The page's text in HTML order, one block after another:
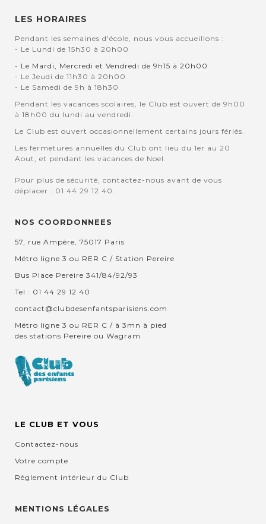
LES HORAIRES
Pendant les semaines d'école, nous vous accueillons :
- Le Lundi de 15h30 à 20h00
- Le Mardi, Mercredi et Vendredi de 9h15 à 20h00
- Le Jeudi de 11h30 à 20h00
- Le Samedi de 9h à 18h30
Pendant les vacances scolaires, le Club est ouvert de 9h00
à 18h00 du lundi au vendredi.
Le Club est ouvert occasionnellement certains jours fériés.
Les fermetures annuelles du Club ont lieu du 1er au 20
Aout, et pendant les vacances de Noel.
Pour plus de sécurité, contactez-nous avant de vous
déplacer : 01 44 29 12 40.
NOS COORDONNEES
57, rue Ampère, 75017 Paris
Métro ligne 3 ou RER C / Station Pereire
Bus Place Pereire 341/84/92/93
Tel : 01 44 29 12 40
contact@clubdesenfantsparisiens.com
Métro ligne 3 ou RER C / à 3mn à pied
des stations Pereire ou Wagram
LE CLUB ET VOUS
Contactez-nous
Votre compte
Règlement intérieur du Club
MENTIONS LÉGALES